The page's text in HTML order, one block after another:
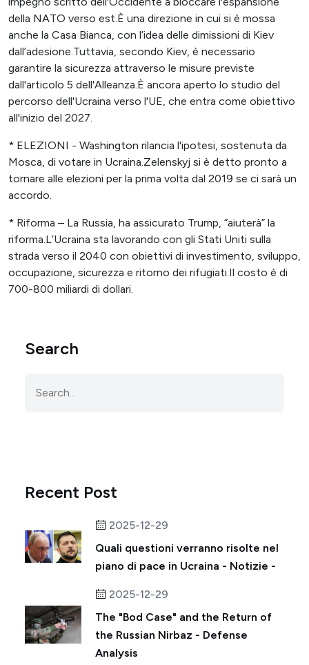
della NATO verso est.È una direzione in cui si è mossa
anche la Casa Bianca, con l’idea delle dimissioni di Kiev
dall’adesione.Tuttavia, secondo Kiev, è necessario
garantire la sicurezza attraverso le misure previste
dall'articolo 5 dell'Alleanza.È ancora aperto lo studio del
percorso dell'Ucraina verso l'UE, che entra come obiettivo
all'inizio del 2027.
* ELEZIONI - Washington rilancia l'ipotesi, sostenuta da
Mosca, di votare in Ucraina.Zelenskyj si è detto pronto a
tornare alle elezioni per la prima volta dal 2019 se ci sarà un
accordo.
* Riforma – La Russia, ha assicurato Trump, “aiuterà” la
riforma.L’Ucraina sta lavorando con gli Stati Uniti sulla
strada verso il 2040 con obiettivi di investimento, sviluppo,
occupazione, sicurezza e ritorno dei rifugiati.Il costo è di
700-800 miliardi di dollari.
Search
Recent Post
2025-12-29
Quali questioni verranno risolte nel
piano di pace in Ucraina - Notizie -
2025-12-29
The "Bod Case" and the Return of
the Russian Nirbaz - Defense
Analysis